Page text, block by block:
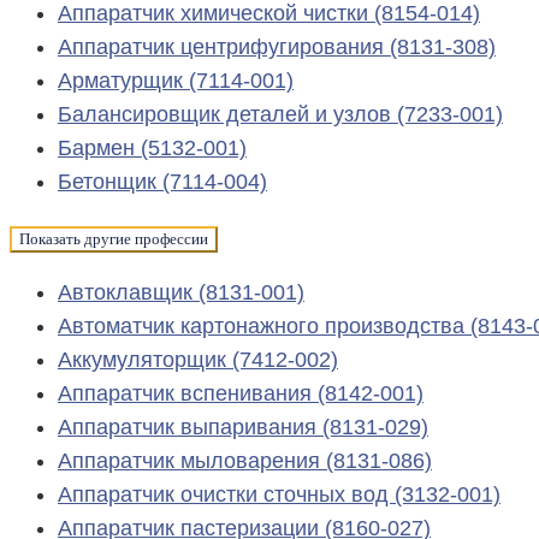
Аппаратчик химической чистки (8154-014)
Аппаратчик центрифугирования (8131-308)
Арматурщик (7114-001)
Балансировщик деталей и узлов (7233-001)
Бармен (5132-001)
Бетонщик (7114-004)
Показать другие профессии
Автоклавщик (8131-001)
Автоматчик картонажного производства (8143-
Аккумуляторщик (7412-002)
Аппаратчик вспенивания (8142-001)
Аппаратчик выпаривания (8131-029)
Аппаратчик мыловарения (8131-086)
Аппаратчик очистки сточных вод (3132-001)
Аппаратчик пастеризации (8160-027)